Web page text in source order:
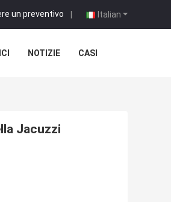
Italian
un preventivo |
NOTIZIE CASI
Jacuzzi